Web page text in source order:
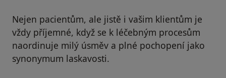
Nejen pacientům, ale jistě i vašim klientům je
vždy příjemné, když se k léčebným procesům
naordinuje milý úsměv a plné pochopení jako
synonymum laskavosti.